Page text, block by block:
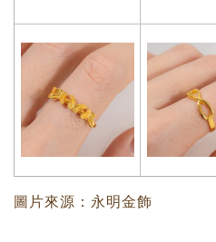
圖片來源：永明金飾